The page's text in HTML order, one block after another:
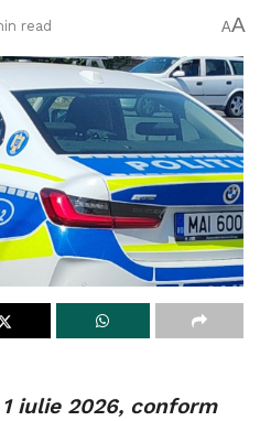
read AA
iulie 2026, conform